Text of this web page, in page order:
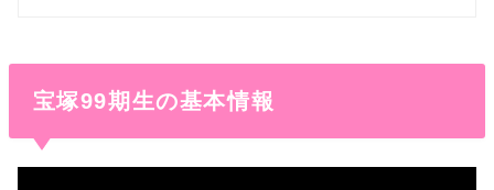
宝塚99期生の基本情報